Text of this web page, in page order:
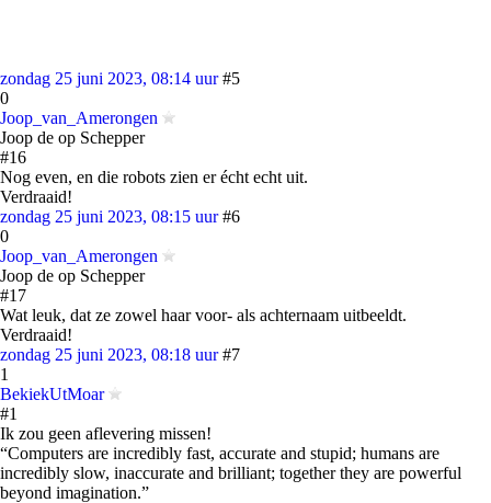
zondag 25 juni 2023, 08:14 uur #5
0
Joop_van_Amerongen
Joop de op Schepper
#16
Nog even, en die robots zien er écht echt uit.
Verdraaid!
zondag 25 juni 2023, 08:15 uur #6
0
Joop_van_Amerongen
Joop de op Schepper
#17
Wat leuk, dat ze zowel haar voor- als achternaam uitbeeldt.
Verdraaid!
zondag 25 juni 2023, 08:18 uur #7
1
BekiekUtMoar
#1
Ik zou geen aflevering missen!
“Computers are incredibly fast, accurate and stupid; humans are
incredibly slow, inaccurate and brilliant; together they are powerful
beyond imagination.”